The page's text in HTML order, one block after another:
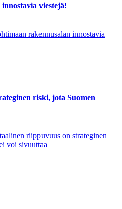
viestejä!
rakennusalan innostavia
riski, jota Suomen
riippuvuus on strateginen
voi sivuuttaa